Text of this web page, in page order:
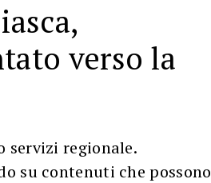
verso la
servizi regionale.
su contenuti che possono